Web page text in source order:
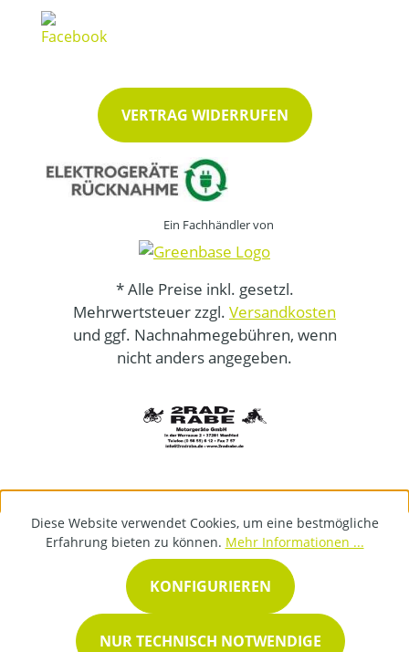
VERTRAG WIDERRUFEN
Ein Fachhändler von
* Alle Preise inkl. gesetzl.
Mehrwertsteuer zzgl. Versandkosten
und ggf. Nachnahmegebühren, wenn
nicht anders angegeben.
Diese Website verwendet Cookies, um eine bestmögliche
Erfahrung bieten zu können. Mehr Informationen ...
NUR TECHNISCH NOTWENDIGE
KONFIGURIEREN